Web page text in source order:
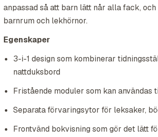
anpassad så att barn lätt når alla fack,
barnrum och lekhörnor.
Egenskaper
3-i-1 design som kombinerar
nattduksbord
Fristående moduler som kan
Separata förvaringsytor för leksaker,
Frontvänd bokvisning som gör det lätt